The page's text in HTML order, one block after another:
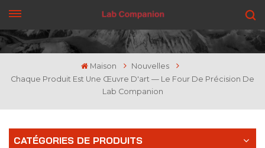
OBTENEZ UN DEVIS
Maison
Nouvelles
Chaque Produit Est Une Œuvre D'art — Le Four De Précision De
Lab Companion
CATÉGORIES DE PRODUITS